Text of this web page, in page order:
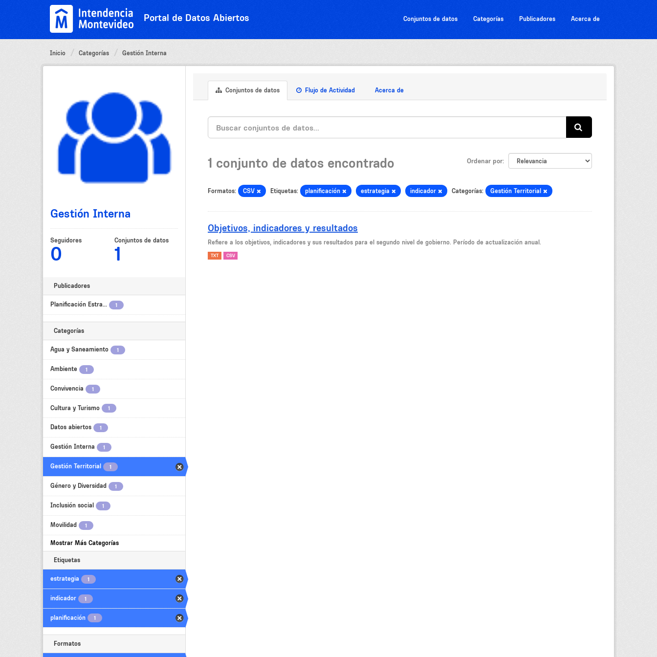
Portal de Datos Abiertos Conjuntos de datos Categorías Publicadores Acerca de
Inicio Categorías Gestión Interna
Gestión Interna
Seguidores
0
Conjuntos de datos
1
Publicadores
Planificación Estra... 1
Categorías
Agua y Saneamiento 1
Ambiente 1
Convivencia 1
Cultura y Turismo 1
Datos abiertos 1
Gestión Interna 1
Gestión Territorial 1
Género y Diversidad 1
Inclusión social 1
Movilidad 1
Mostrar Más Categorías
Etiquetas
estrategia 1
indicador 1
planificación 1
Formatos
Conjuntos de datos Flujo de Actividad Acerca de
Ordenar por
1 conjunto de datos encontrado
Formatos: CSV Etiquetas: planificación estrategia indicador Categorías: Gestión Territorial
Objetivos, indicadores y resultados
Refiere a los objetivos, indicadores y sus resultados para el segundo nivel de gobierno. Período de actualización anual.
TXT CSV